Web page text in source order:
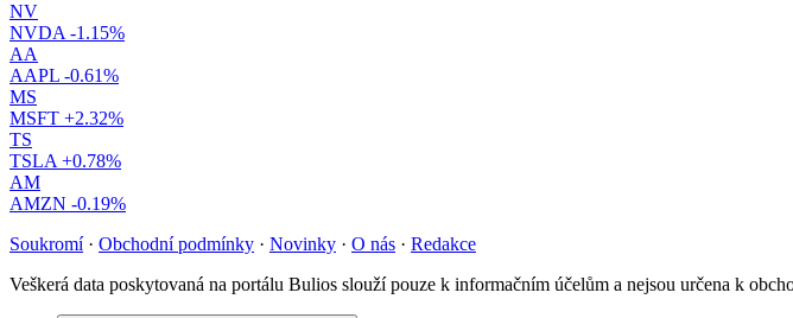
NV
NVDA -1.15%
AA
AAPL -0.61%
MS
MSFT +2.32%
TS
TSLA +0.78%
AM
AMZN -0.19%
Soukromí · Obchodní podmínky · Novinky · O nás · Redakce
Veškerá data poskytovaná na portálu Bulios slouží pouze k informačním účelům a nejsou určena k